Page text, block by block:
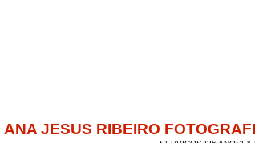
ANA JESUS RIBEIRO